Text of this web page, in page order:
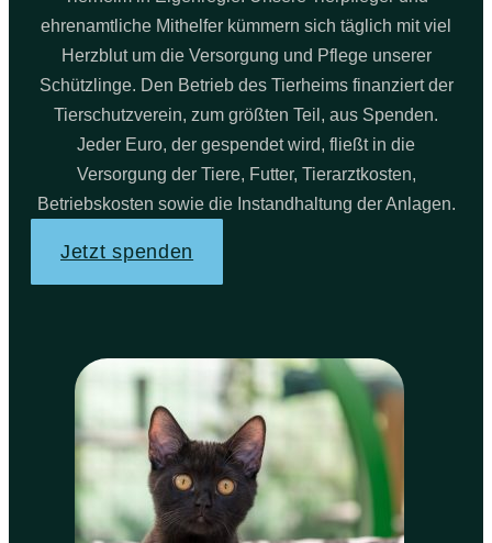
ehrenamtliche Mithelfer kümmern sich täglich mit viel
Herzblut um die Versorgung und Pflege unserer
Schützlinge. Den Betrieb des Tierheims finanziert der
Tierschutzverein, zum größten Teil, aus Spenden.
Jeder Euro, der gespendet wird, fließt in die
Versorgung der Tiere, Futter, Tierarztkosten,
Betriebskosten sowie die Instandhaltung der Anlagen.
Jetzt spenden